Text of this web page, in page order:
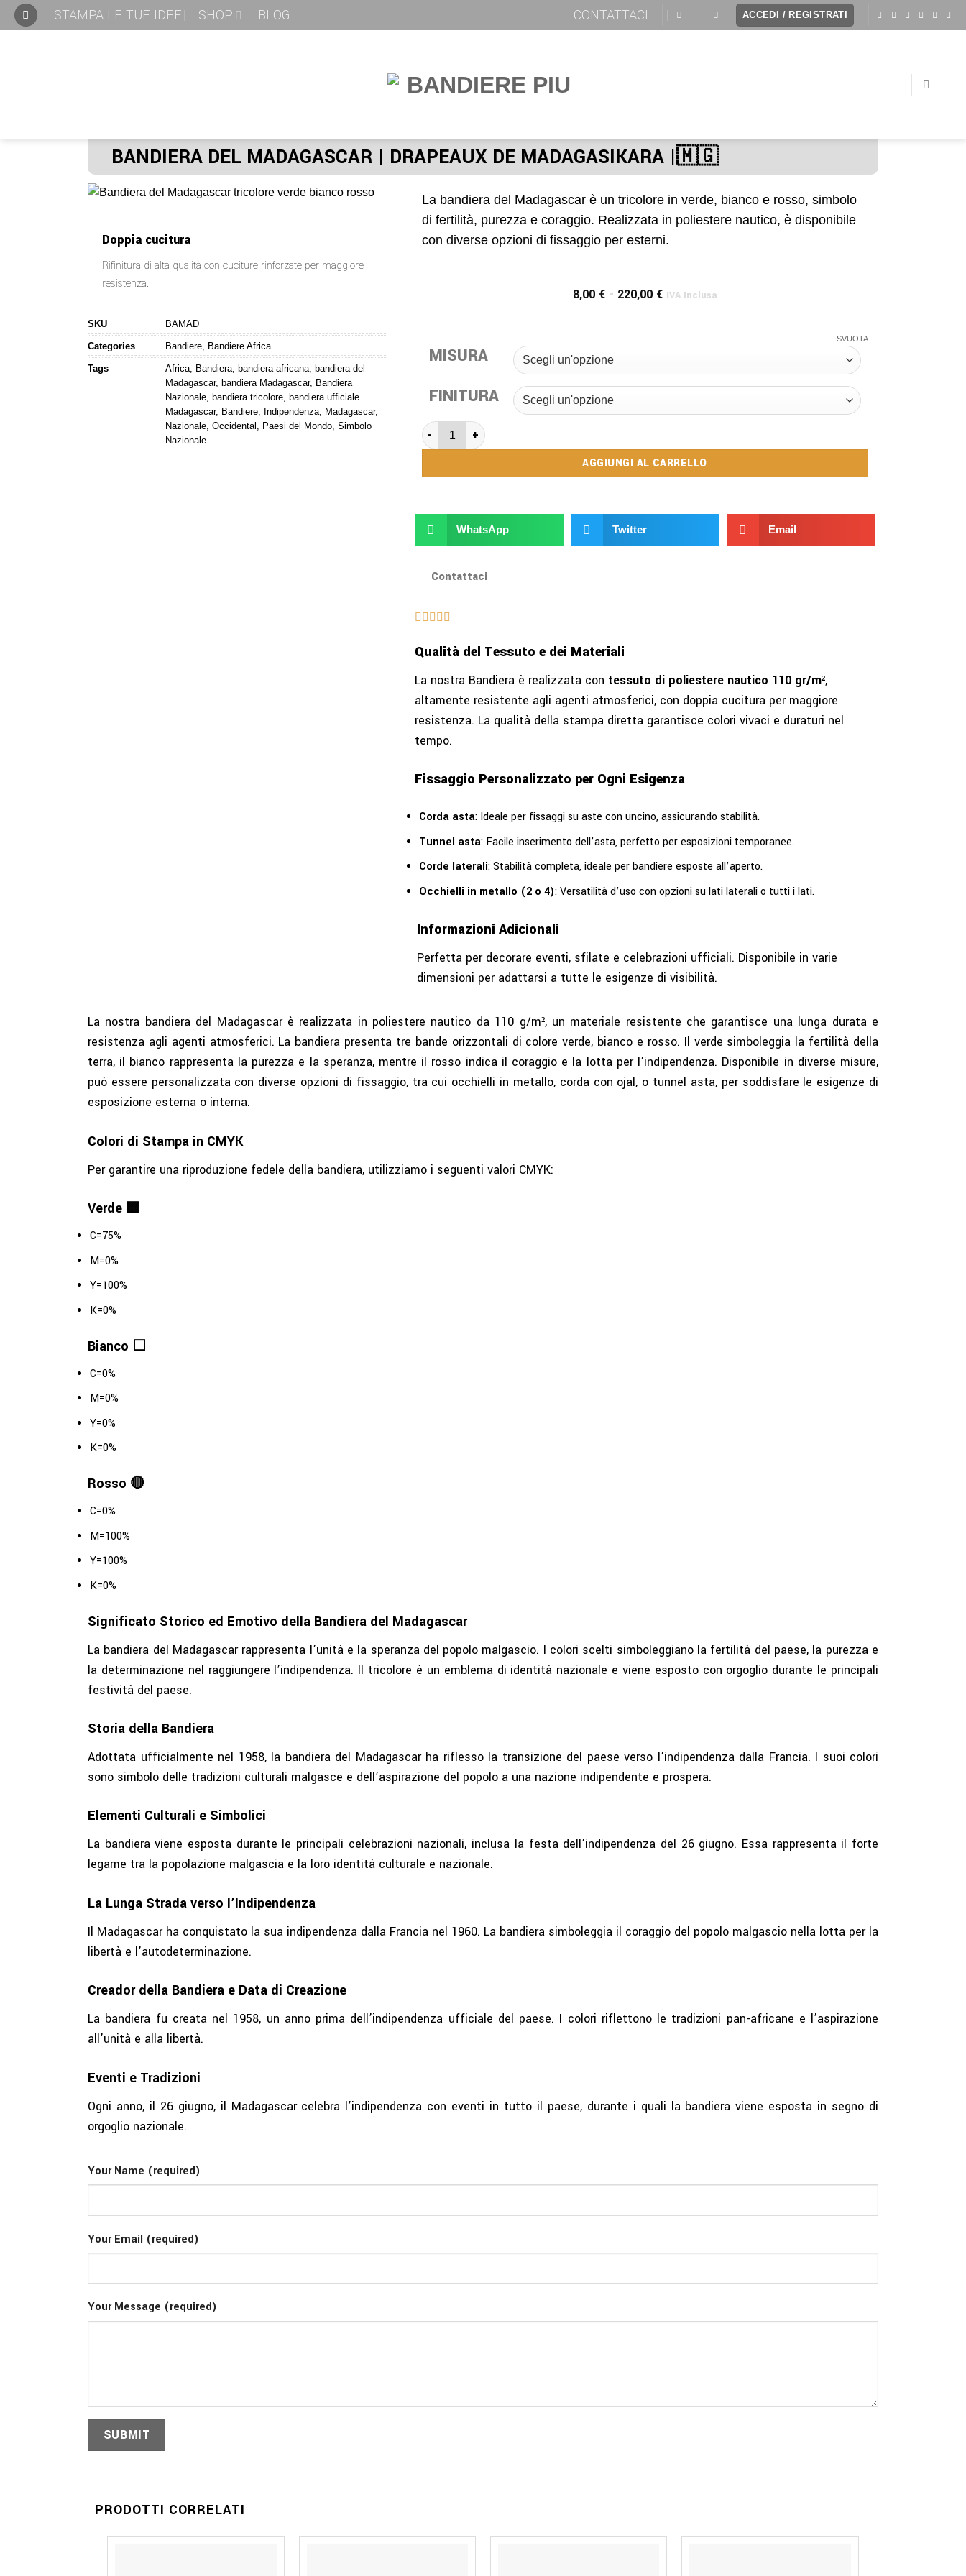
STAMPA LE TUE IDEE SHOP BLOG CONTATTACI ACCEDI / REGISTRATI
BANDIERA DEL MADAGASCAR | DRAPEAUX DE MADAGASIKARA |🇲🇬
Doppia cucitura
Rifinitura di alta qualità con cuciture rinforzate per maggiore
resistenza.
SKU BAMAD
Categories Bandiere, Bandiere Africa
Tags Africa, Bandiera, bandiera africana, bandiera del
Madagascar, bandiera Madagascar, Bandiera
Nazionale, bandiera tricolore, bandiera ufficiale
Madagascar, Bandiere, Indipendenza, Madagascar,
Nazionale, Occidental , Paesi del Mondo, Simbolo
Nazionale
La bandiera del Madagascar è un tricolore in verde, bianco e rosso, simbolo
di fertilità, purezza e coraggio. Realizzata in poliestere nautico, è disponibile
con diverse opzioni di fissaggio per esterni.
8,00 € - 220,00 € IVA Inclusa
MISURA
FINITURA
SVUOTA
AGGIUNGI AL CARRELLO
WhatsApp Twitter Email
Contattaci
Qualità del Tessuto e dei Materiali
La nostra Bandiera è realizzata con tessuto di poliestere nautico 110 gr/m²,
altamente resistente agli agenti atmosferici, con doppia cucitura per maggiore
resistenza. La qualità della stampa diretta garantisce colori vivaci e duraturi nel
tempo.
Fissaggio Personalizzato per Ogni Esigenza
Corda asta: Ideale per fissaggi su aste con uncino, assicurando stabilità.
Tunnel asta: Facile inserimento dell’asta, perfetto per esposizioni temporanee.
Corde laterali: Stabilità completa, ideale per bandiere esposte all’aperto.
Occhielli in metallo (2 o 4): Versatilità d’uso con opzioni su lati laterali o tutti i lati.
Informazioni Adicionali
Perfetta per decorare eventi, sfilate e celebrazioni ufficiali. Disponibile in varie
dimensioni per adattarsi a tutte le esigenze di visibilità.
La nostra bandiera del Madagascar è realizzata in poliestere nautico da 110 g/m², un materiale resistente che garantisce una lunga durata e
resistenza agli agenti atmosferici. La bandiera presenta tre bande orizzontali di colore verde, bianco e rosso. Il verde simboleggia la fertilità della
terra, il bianco rappresenta la purezza e la speranza, mentre il rosso indica il coraggio e la lotta per l’indipendenza. Disponibile in diverse misure,
può essere personalizzata con diverse opzioni di fissaggio, tra cui occhielli in metallo, corda con ojal, o tunnel asta, per soddisfare le esigenze di
esposizione esterna o interna.
Colori di Stampa in CMYK
Per garantire una riproduzione fedele della bandiera, utilizziamo i seguenti valori CMYK:
Verde 🟩
C=75%
M=0%
Y=100%
K=0%
Bianco ⬜️
C=0%
M=0%
Y=0%
K=0%
Rosso 🔴
C=0%
M=100%
Y=100%
K=0%
Significato Storico ed Emotivo della Bandiera del Madagascar
La bandiera del Madagascar rappresenta l’unità e la speranza del popolo malgascio. I colori scelti simboleggiano la fertilità del paese, la purezza e
la determinazione nel raggiungere l’indipendenza. Il tricolore è un emblema di identità nazionale e viene esposto con orgoglio durante le principali
festività del paese.
Storia della Bandiera
Adottata ufficialmente nel 1958, la bandiera del Madagascar ha riflesso la transizione del paese verso l’indipendenza dalla Francia. I suoi colori
sono simbolo delle tradizioni culturali malgasce e dell’aspirazione del popolo a una nazione indipendente e prospera.
Elementi Culturali e Simbolici
La bandiera viene esposta durante le principali celebrazioni nazionali, inclusa la festa dell’indipendenza del 26 giugno. Essa rappresenta il forte
legame tra la popolazione malgascia e la loro identità culturale e nazionale.
La Lunga Strada verso l’Indipendenza
Il Madagascar ha conquistato la sua indipendenza dalla Francia nel 1960. La bandiera simboleggia il coraggio del popolo malgascio nella lotta per la
libertà e l’autodeterminazione.
Creador della Bandiera e Data di Creazione
La bandiera fu creata nel 1958, un anno prima dell’indipendenza ufficiale del paese. I colori riflettono le tradizioni pan-africane e l’aspirazione
all’unità e alla libertà.
Eventi e Tradizioni
Ogni anno, il 26 giugno, il Madagascar celebra l’indipendenza con eventi in tutto il paese, durante i quali la bandiera viene esposta in segno di
orgoglio nazionale.
Your Name (required)
Your Email (required)
Your Message (required)
PRODOTTI CORRELATI